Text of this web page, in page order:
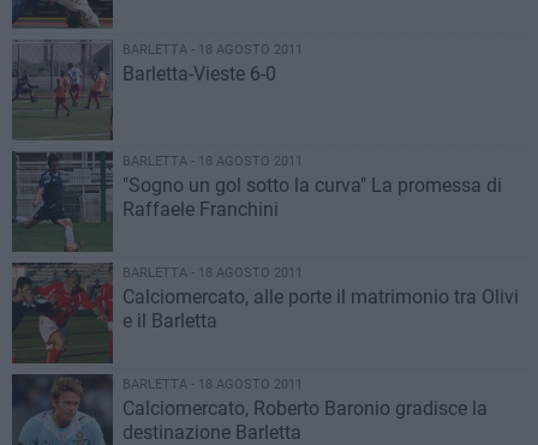
BARLETTA - 18 AGOSTO 2011
Barletta-Vieste 6-0
BARLETTA - 18 AGOSTO 2011
"Sogno un gol sotto la curva" La promessa di
Raffaele Franchini
BARLETTA - 18 AGOSTO 2011
Calciomercato, alle porte il matrimonio tra Olivi
e il Barletta
BARLETTA - 18 AGOSTO 2011
Calciomercato, Roberto Baronio gradisce la
destinazione Barletta